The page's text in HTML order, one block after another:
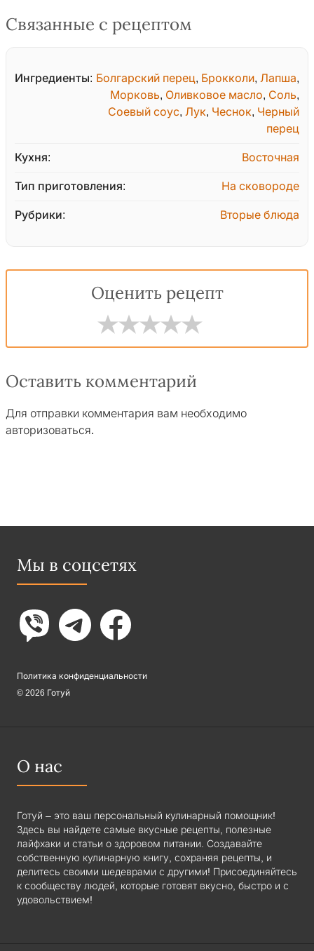
Связанные с рецептом
Ингредиенты: Болгарский перец, Брокколи, Лапша,
Морковь, Оливковое масло, Соль,
Соевый соус, Лук, Чеснок, Черный
перец
Кухня: Восточная
Тип приготовления: На сковороде
Рубрики: Вторые блюда
Оценить рецепт
Оставить комментарий
Для отправки комментария вам необходимо
авторизоваться.
Мы в соцсетях
Политика конфиденциальности
© 2026 Готуй
О нас
Готуй – это ваш персональный кулинарный помощник!
Здесь вы найдете самые вкусные рецепты, полезные
лайфхаки и статьи о здоровом питании. Создавайте
собственную кулинарную книгу, сохраняя рецепты, и
делитесь своими шедеврами с другими! Присоединяйтесь
к сообществу людей, которые готовят вкусно, быстро и с
удовольствием!